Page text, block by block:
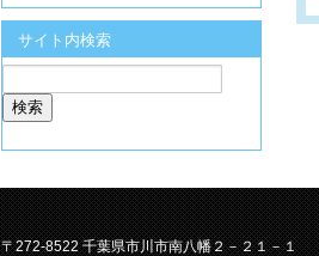
サイト内検索
索:
〒272-8522 千葉県市川市南八幡２－２１－１